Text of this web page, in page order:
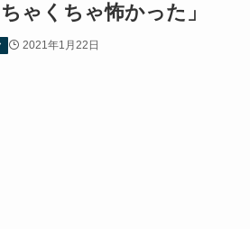
ゃくちゃ怖かった」
2021年1月22日